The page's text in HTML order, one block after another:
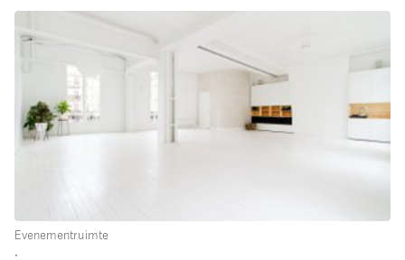
fotoshoot
maken
Kantoor
Winkel
Advertentieruimte
Evenementruimte
∙